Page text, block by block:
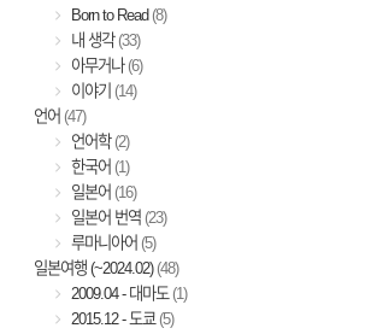
Born to Read (8)
내 생각 (33)
아무거나 (6)
이야기 (14)
언어 (47)
언어학 (2)
한국어 (1)
일본어 (16)
일본어 번역 (23)
루마니아어 (5)
일본여행 (~2024.02) (48)
2009.04 - 대마도 (1)
2015.12 - 도쿄 (5)